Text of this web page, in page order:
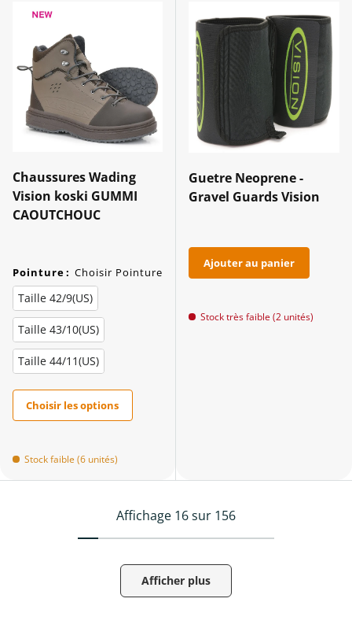
Chaussures Wading
Vision koski GUMMI
CAOUTCHOUC
Pointure: Choisir Pointure
Taille 42/9(US)
Taille 43/10(US)
Taille 44/11(US)
Choisir les options
Stock faible (6 unités)
Guetre Neoprene -
Gravel Guards Vision
Ajouter au panier
Stock très faible (2 unités)
Affichage 16 sur 156
Afficher plus